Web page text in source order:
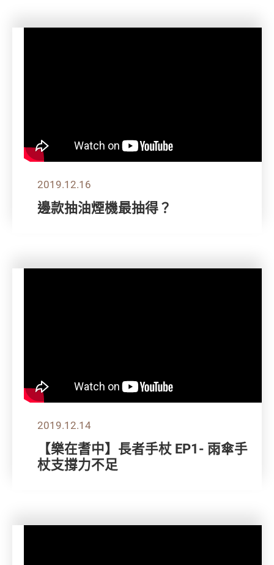
2019.12.16
邊款抽油煙機最抽得？
2019.12.14
【樂在耆中】長者手杖 EP1- 雨傘手
杖支撐力不足